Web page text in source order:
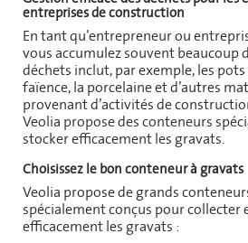
entreprises de construction
En tant qu’entrepreneur ou
vous accumulez souvent beaucoup
déchets inclut, par exemple, les
faïence, la porcelaine et d’autres
provenant d’activités de
Veolia propose des conteneurs
stocker efficacement les gravats.
Choisissez le bon conteneur à gravats
Veolia propose de grands
spécialement conçus pour collecter
efficacement les gravats :